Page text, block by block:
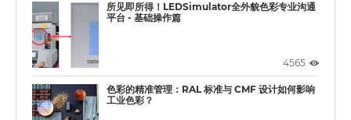
所见即所得！LEDSimulator全外貌色彩专业沟通
平台 - 基础操作篇
4565
色彩的精准管理：RAL 标准与 CMF 设计如何影响
工业色彩？